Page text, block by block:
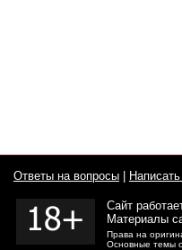
Ответы на вопросы
Сайт
Материалы
Права на
Основные темы